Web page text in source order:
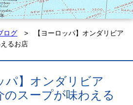
ログ
【ヨーロッパ】オンダリビア
るお店
パ】オンダリビア
のスープが味わえる